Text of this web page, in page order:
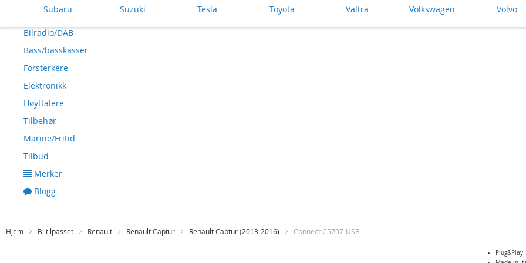
Subaru Suzuki Tesla Toyota Valtra Volkswagen Volvo
Bilradio/DAB
Bass/basskasser
Forsterkere
Elektronikk
Høyttalere
Tilbehør
Marine/Fritid
Tilbud
Merker
Blogg
Hjem Biltilpasset Renault Renault Captur Renault Captur (2013-2016) Connect C5707-USB
Skip
Plug&Play